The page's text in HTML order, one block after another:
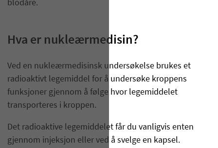
blodåre.
Hva er nukleærmedisin?
Ved en nukleærmedisinsk undersøkelse brukes et
radioaktivt legemiddel for å undersøke kroppens
funksjoner gjennom å følge hvor legemiddelet
transporteres i kroppen.
Det radioaktive legemiddelet får du vanligvis enten
gjennom injeksjon eller ved å svelge en kapsel.